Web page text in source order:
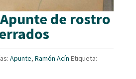
de rostro
Apunte, Ramón Acín Etiqueta: